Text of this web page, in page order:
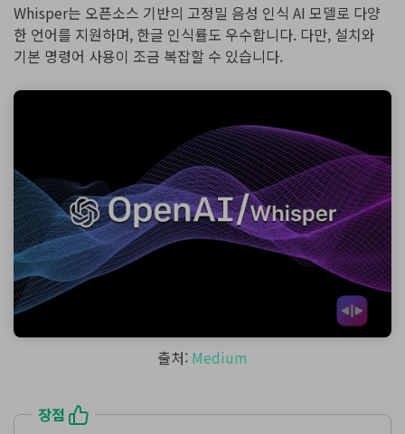
Whisper는 오픈소스 기반의 고정밀 음성 인식 AI 모델로 다양
한 언어를 지원하며, 한글 인식률도 우수합니다. 다만, 설치와
기본 명령어 사용이 조금 복잡할 수 있습니다.
출처: Medium
장점